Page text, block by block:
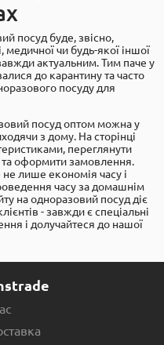
посуд буде, звісно,
чи будь-якої іншої
актуальним. Тим паче у
до карантину та часто
посуду для
посуд оптом можна у
з дому. На сторінці
переглянути
та оформити замовлення.
не лише економія часу і
часу за домашнім
на одноразовий посуд діє
- завжди є спеціальні
і долучайтеся до нашої